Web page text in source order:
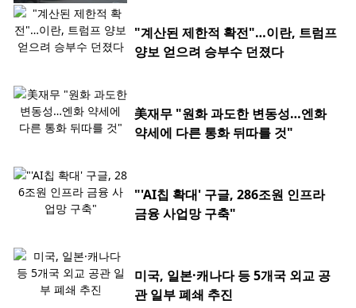
"계산된 제한적 확전"…이란, 트럼프
양보 얻으려 승부수 던졌다
美재무 "원화 과도한 변동성…엔화
약세에 다른 통화 뒤따를 것"
"'AI칩 확대' 구글, 286조원 인프라
금융 사업망 구축"
미국, 일본·캐나다 등 5개국 외교 공
관 일부 폐쇄 추진